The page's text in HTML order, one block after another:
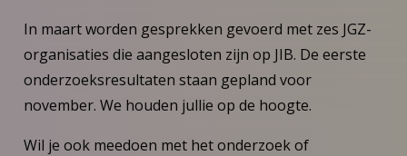
In maart worden gesprekken gevoerd met zes JGZ-
organisaties die aangesloten zijn op JIB. De eerste
onderzoeksresultaten staan gepland voor
november. We houden jullie op de hoogte.
Wil je ook meedoen met het onderzoek of